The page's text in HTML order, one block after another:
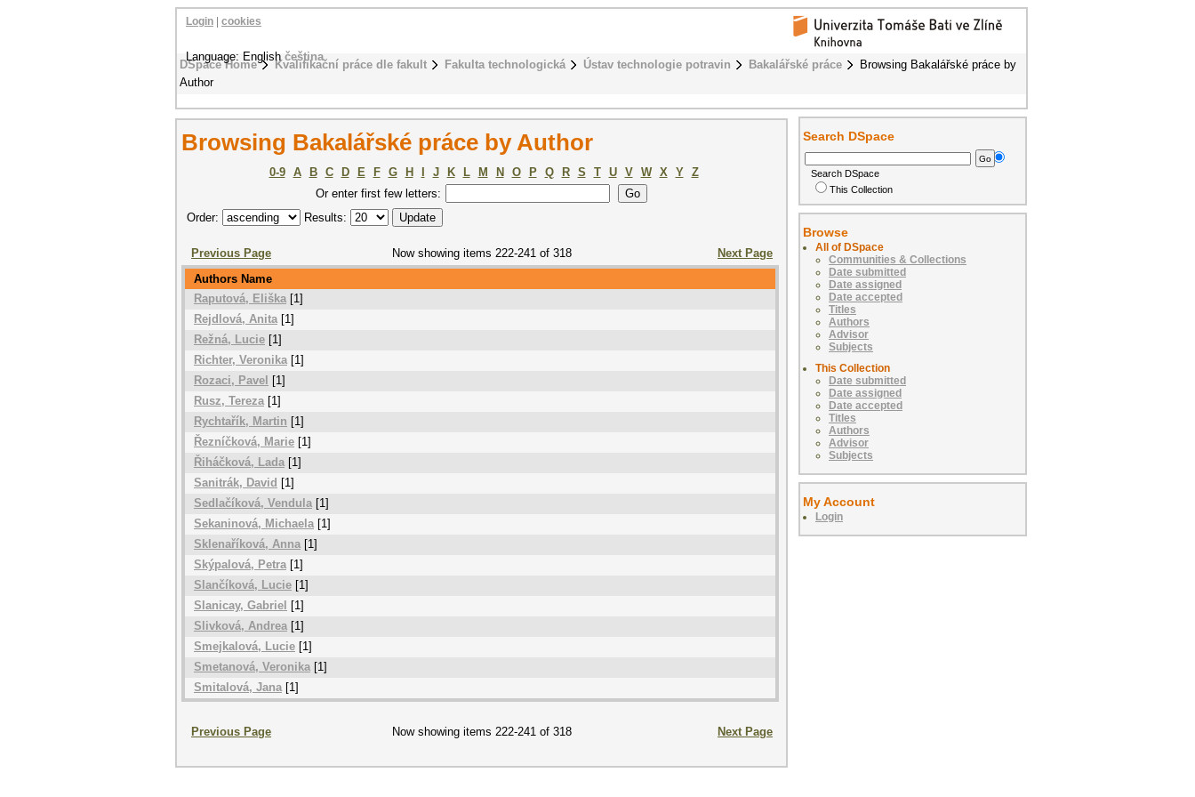
DSpace Home Kvalifikační práce dle fakult Fakulta technologická Ústav technologie potravin Bakalářské práce
Browsing Bakalářské práce by
Author
Login cookies
Language: Englishčeština
Browsing Bakalářské práce by Author
0-9 A B C D E F G H J K L M N O P Q R S T U V W X Y
Z
Or enter first few letters:
Order:
Results:
Previous Page Now showing items 222-241 of 318
Next Page
Authors Name
Raputová, Eliška [1]
Rejdlová, Anita[1]
Režná, Lucie [1]
Richter, Veronika[1]
Rozaci, Pavel
[1]
Rusz, Tereza[1]
Rychtařík, Martin [1]
Řezníčková, Marie [1]
Řiháčková, Lada [1]
Sanitrák, David [1]
Sedlačíková, Vendula [1]
Sekaninová, Michaela[1]
Sklenaříková, Anna [1]
Skýpalová, Petra[1]
Slančíková, Lucie [1]
Slanicay, Gabriel
[1]
Slivková, Andrea [1]
Smejkalová, Lucie [1]
Smetanová, Veronika [1]
Smitalová, Jana[1]
Previous Page Now showing items 222-241 of 318 Next Page
Search DSpace
Search DSpace
This Collection
Browse
All of DSpace
Communities & Collections
Date submitted
Date assigned
Date accepted
Titles
Authors
Advisor
Subjects
This Collection
Date submitted
Date assigned
Date accepted
Titles
Authors
Advisor
Subjects
My Account
Login